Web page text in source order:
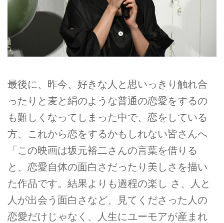
最後に、昨今、好きな人と思いっきり触れ合
ったりと麦と絹のような普通の恋愛をするの
も難しくなってしまった中で、恋をしている
方、これから恋をするかもしれない皆さんへ
「この映画は坂元裕二さんの言葉を借りる
と、恋愛自体の面白さだったり美しさを描い
た作品です。結果よりも過程の楽し さ、人と
人が出会う面白さなど、見てくださった人の
恋愛だけじゃなく、人生にユーモアが産まれ